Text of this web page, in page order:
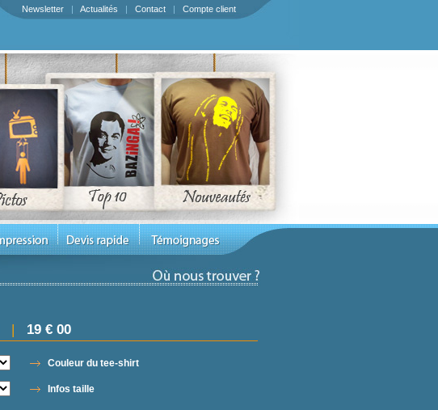
Newsletter | Actualités | Contact | Compte client
| 19 € 00
Couleur du tee-shirt
Infos taille